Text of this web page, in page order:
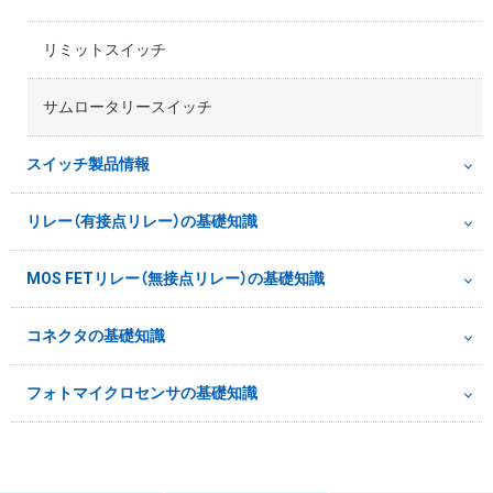
リミットスイッチ
サムロータリースイッチ
スイッチ製品情報
リレー（有接点リレー）の基礎知識
MOS FETリレー（無接点リレー）の基礎知識
コネクタの基礎知識
フォトマイクロセンサの基礎知識